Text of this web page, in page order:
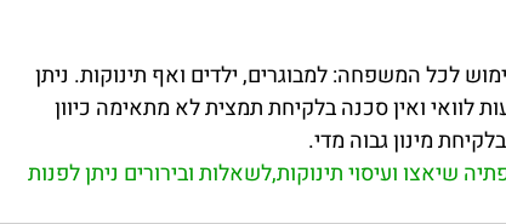
לכל המשפחה: למבוגרים, ילדים ואף תינוקות. ניתן
לוואי ואין סכנה בלקיחת תמצית לא מתאימה כיוון
מינון גבוה מדי.
שיאצו ועיסוי תינוקות,לשאלות ובירורים ניתן לפנות